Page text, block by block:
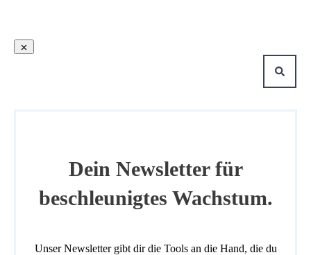
Dein Newsletter für
beschleunigtes Wachstum.
Unser Newsletter gibt dir die Tools an die Hand, die du